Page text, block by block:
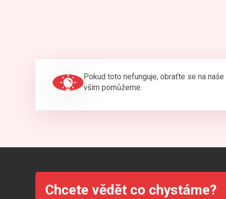
Pokud toto nefunguje, obraťte se na naše
vším pomůžeme.
Chcete vědět co chystáme?